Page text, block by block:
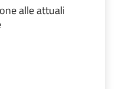
alle attuali